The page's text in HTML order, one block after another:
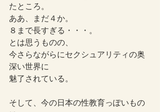
たところ。
ああ、まだ４か。
８まで長すぎる・・・。
とは思うものの、
今さらながらにセクシュアリティの奥
深い世界に
魅了されている。
そして、今の日本の性教育っぽいもの